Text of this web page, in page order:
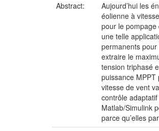
Abstract:
Aujourd’hui les
éolienne à
pour le pompage
une telle
permanents pour
extraire le
tension triphasé
puissance MPPT
vitesse de vent
contrôle
Matlab/Simulink
parce qu’elles